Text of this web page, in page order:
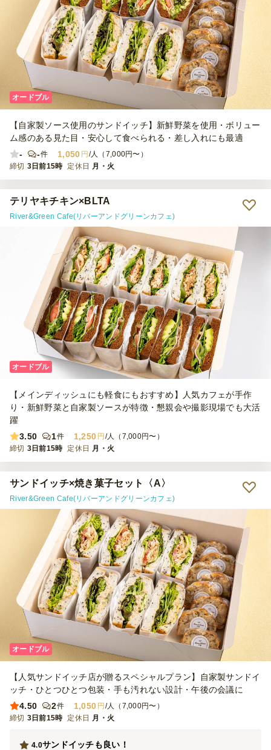
オードブル
【自家製ソース使用のサンドイッチ】新鮮野菜を使用・ボリュー
ム感のある見た目・安心して食べられる・差し入れにも最適
-
-件 1,050 円 /人（7,000円〜）
締切 3日前15時 定休日 月・火
テリヤキチキン×BLTA
River&Green Cafe(リバーアンドグリーンカフェ)
オードブル
【メインディッシュにも軽食にもおすすめ】人気カフェが手作
り・新鮮野菜と自家製ソースが特徴・懇親会や撮影現場でも大活
躍
3.50
1件 1,250 円 /人（7,000円〜）
締切 3日前15時 定休日 月・火
サンドイッチ×焼き菓子セット〈A〉
River&Green Cafe(リバーアンドグリーンカフェ)
オードブル
【人気サンドイッチ店が贈るスペシャルプラン】自家製サンドイ
ッチ・ひとつひとつ包装・手も汚れない設計・午後の会議に
4.50
2件 1,050 円 /人（7,000円〜）
締切 3日前15時 定休日 月・火
サンドイッチも良い！
4.0